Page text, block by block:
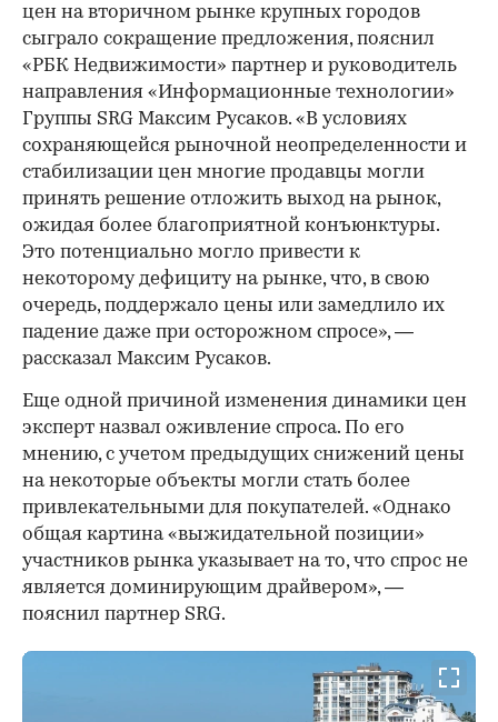
цен на вторичном рынке крупных городов
сыграло сокращение предложения, пояснил
«РБК Недвижимости» партнер и руководитель
направления «Информационные технологии»
Группы SRG Максим Русаков. «В условиях
сохраняющейся рыночной неопределенности и
стабилизации цен многие продавцы могли
принять решение отложить выход на рынок,
ожидая более благоприятной конъюнктуры.
Это потенциально могло привести к
некоторому дефициту на рынке, что, в свою
очередь, поддержало цены или замедлило их
падение даже при осторожном спросе», —
рассказал Максим Русаков.
Еще одной причиной изменения динамики цен
эксперт назвал оживление спроса. По его
мнению, с учетом предыдущих снижений цены
на некоторые объекты могли стать более
привлекательными для покупателей. «Однако
общая картина «выжидательной позиции»
участников рынка указывает на то, что спрос не
является доминирующим драйвером», —
пояснил партнер SRG.